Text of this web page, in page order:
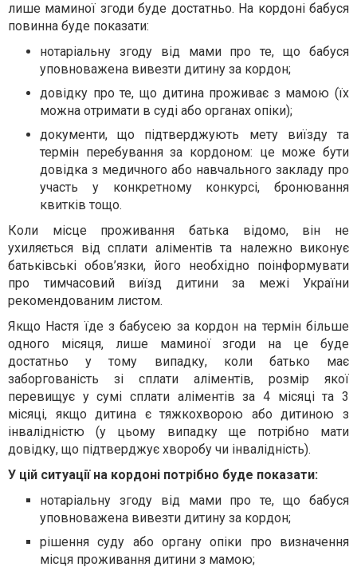
лише маминої згоди буде достатньо. На кордоні бабуся
повинна буде показати:
нотаріальну згоду від мами про те, що бабуся
уповноважена вивезти дитину за кордон;
довідку про те, що дитина проживає з мамою (їх
можна отримати в суді або органах опіки);
документи, що підтверджують мету виїзду та
термін перебування за кордоном: це може бути
довідка з медичного або навчального закладу про
участь у конкретному конкурсі, бронювання
квитків тощо.
Коли місце проживання батька відомо, він не
ухиляється від сплати аліментів та належно виконує
батьківські обов’язки, його необхідно поінформувати
про тимчасовий виїзд дитини за межі України
рекомендованим листом.
Якщо Настя їде з бабусею за кордон на термін більше
одного місяця, лише маминої згоди на це буде
достатньо у тому випадку, коли батько має
заборгованість зі сплати аліментів, розмір якої
перевищує у сумі сплати аліментів за 4 місяці та 3
місяці, якщо дитина є тяжкохворою або дитиною з
інвалідністю (у цьому випадку ще потрібно мати
довідку, що підтверджує хворобу чи інвалідність).
У цій ситуації на кордоні потрібно буде показати:
нотаріальну згоду від мами про те, що бабуся
уповноважена вивезти дитину за кордон;
рішення суду або органу опіки про визначення
місця проживання дитини з мамою;